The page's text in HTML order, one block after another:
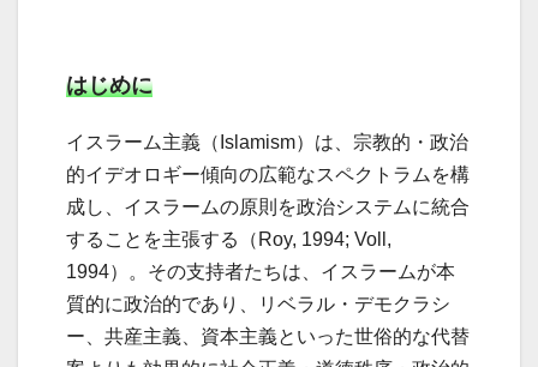
はじめに
イスラーム主義（Islamism）は、宗教的・政治
的イデオロギー傾向の広範なスペクトラムを構
成し、イスラームの原則を政治システムに統合
することを主張する（Roy, 1994; Voll,
1994）。その支持者たちは、イスラームが本
質的に政治的であり、リベラル・デモクラシ
ー、共産主義、資本主義といった世俗的な代替